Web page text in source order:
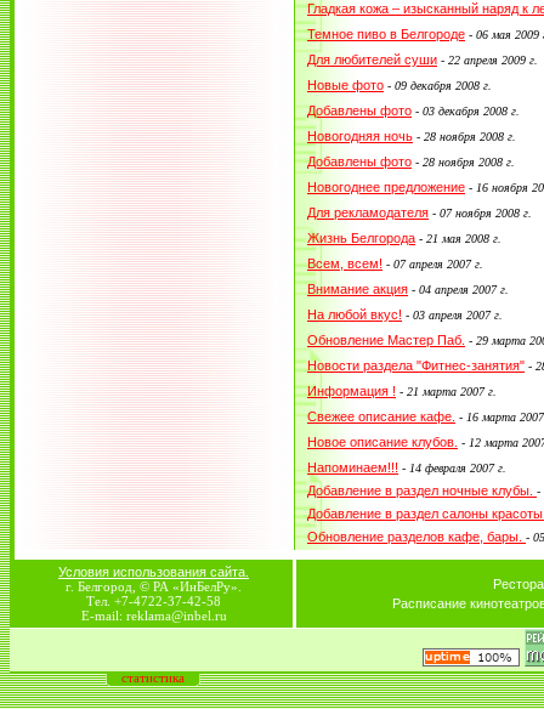
Гладкая кожа – изысканный наряд к
Темное пиво в Белгороде - 06 мая 2009
Для любителей суши - 22 апреля 2009 г.
Новые фото - 09 декабря 2008 г.
Добавлены фото - 03 декабря 2008 г.
Новогодняя ночь - 28 ноября 2008 г.
Добавлены фото - 28 ноября 2008 г.
Новогоднее предложение - 16 ноября
Для рекламодателя - 07 ноября 2008 г.
Жизнь Белгорода - 21 мая 2008 г.
Всем, всем! - 07 апреля 2007 г.
Внимание акция - 04 апреля 2007 г.
На любой вкус! - 03 апреля 2007 г.
Обновление Мастер Паб. - 29 марта
Новости раздела "Фитнес-занятия" -
Информация ! - 21 марта 2007 г.
Свежее описание кафе. - 16 марта
Новое описание клубов. - 12 марта
Напоминаем!!! - 14 февраля 2007 г.
Добавление в раздел ночные клубы. -
Добавление в раздел салоны
Обновление разделов кафе, бары. -
Условия использования сайта.
г. Белгород, © РА «ИнБелРу».
Тел. +7-4722-37-42-58
E-mail: reklama@inbel.ru
Расписание
статистика